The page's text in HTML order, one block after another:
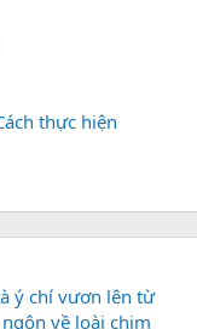
thực hiện
ý chí vươn lên từ
về loài chim